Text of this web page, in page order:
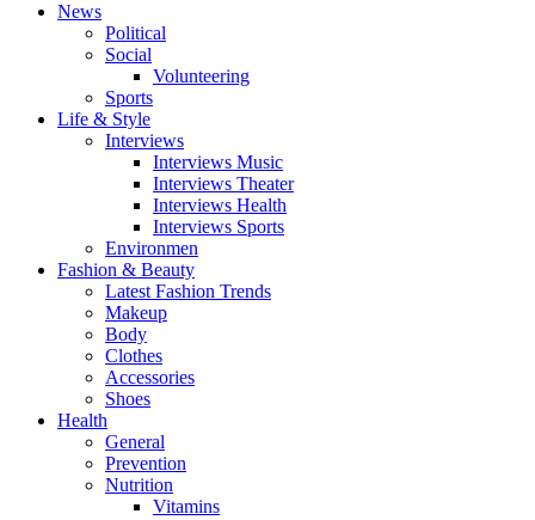
News
Political
Social
Volunteering
Sports
Life & Style
Interviews
Interviews Music
Interviews Theater
Interviews Health
Interviews Sports
Environmen
Fashion & Beauty
Latest Fashion Trends
Makeup
Body
Clothes
Accessories
Shoes
Health
General
Prevention
Nutrition
Vitamins